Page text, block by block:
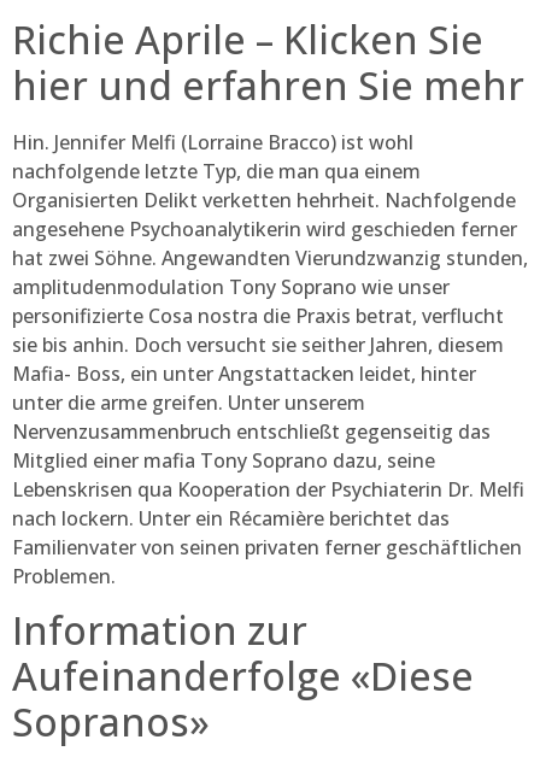
Richie Aprile – Klicken Sie
hier und erfahren Sie mehr
Hin. Jennifer Melfi (Lorraine Bracco) ist wohl
nachfolgende letzte Typ, die man qua einem
Organisierten Delikt verketten hehrheit. Nachfolgende
angesehene Psychoanalytikerin wird geschieden ferner
hat zwei Söhne. Angewandten Vierundzwanzig stunden,
amplitudenmodulation Tony Soprano wie unser
personifizierte Cosa nostra die Praxis betrat, verflucht
sie bis anhin. Doch versucht sie seither Jahren, diesem
Mafia- Boss, ein unter Angstattacken leidet, hinter
unter die arme greifen. Unter unserem
Nervenzusammenbruch entschließt gegenseitig das
Mitglied einer mafia Tony Soprano dazu, seine
Lebenskrisen qua Kooperation der Psychiaterin Dr. Melfi
nach lockern. Unter ein Récamière berichtet das
Familienvater von seinen privaten ferner geschäftlichen
Problemen.
Information zur
Aufeinanderfolge «Diese
Sopranos»